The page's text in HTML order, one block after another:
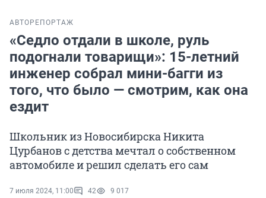
АВТО РЕПОРТАЖ
«Седло отдали в школе, руль
подогнали товарищи»: 15-летний
инженер собрал мини-багги из
того, что было — смотрим, как она
ездит
Школьник из Новосибирска Никита
Цурбанов с детства мечтал о собственном
автомобиле и решил сделать его сам
7 июля 2024, 11:00 42 9 017